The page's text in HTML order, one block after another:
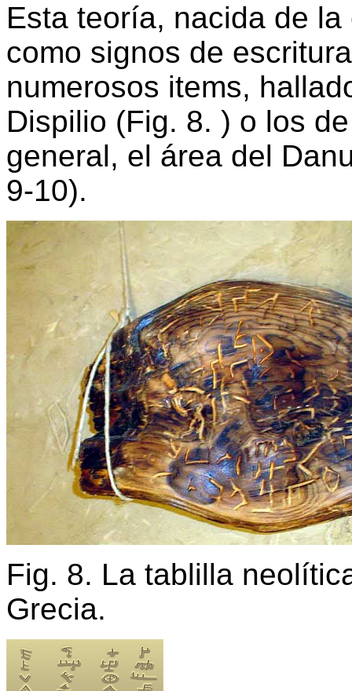
Esta teoría, nacida de
como signos de
numerosos items,
Dispilio (Fig. 8. ) o los
general, el área del
9-10).
Fig. 8. La tablilla
Grecia.